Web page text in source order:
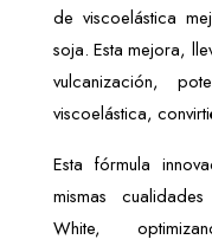
de viscoelástica
soja. Esta mejora,
vulcanización,
viscoelástica,
Esta fórmula
mismas
White,